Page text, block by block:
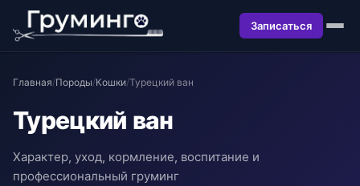
Записаться
Главная/Породы/Кошки/Турецкий ван
Турецкий ван
Характер, уход, кормление, воспитание и
профессиональный груминг